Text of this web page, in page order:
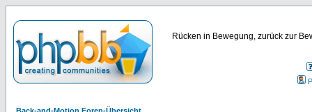
Rücken in Bewegung, zurück zur